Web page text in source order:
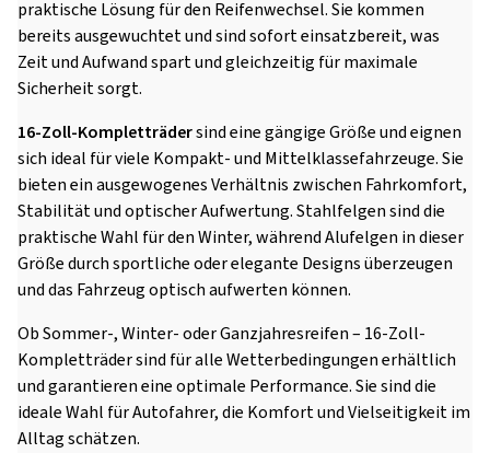
praktische Lösung für den Reifenwechsel. Sie kommen
bereits ausgewuchtet und sind sofort einsatzbereit, was
Zeit und Aufwand spart und gleichzeitig für maximale
Sicherheit sorgt.
16-Zoll-Kompletträdersind eine gängige Größe und eignen
sich ideal für viele Kompakt- und Mittelklassefahrzeuge. Sie
bieten ein ausgewogenes Verhältnis zwischen Fahrkomfort,
Stabilität und optischer Aufwertung. Stahlfelgen sind die
praktische Wahl für den Winter, während Alufelgen in dieser
Größe durch sportliche oder elegante Designs überzeugen
und das Fahrzeug optisch aufwerten können.
Ob Sommer-, Winter- oder Ganzjahresreifen – 16-Zoll-
Kompletträder sind für alle Wetterbedingungen erhältlich
und garantieren eine optimale Performance. Sie sind die
ideale Wahl für Autofahrer, die Komfort und Vielseitigkeit im
Alltag schätzen.